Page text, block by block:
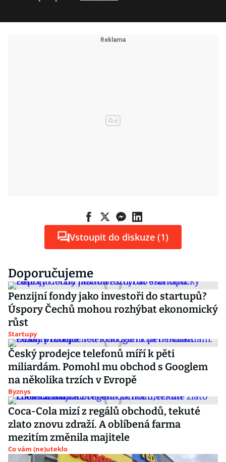
Vstoupit do diskuze (1)
Doporučujeme
Penzijní fondy jako investoři do startupů?
Úspory Čechů mohou rozhýbat ekonomický
růst
Startupy
Český prodejce telefonů míří k pěti
miliardám. Pomohl mu obchod s Googlem
na několika trzích v Evropě
Byznys
Coca-Cola mizí z regálů obchodů, tekuté
zlato znovu zdraží. A oblíbená farma
mezitím změnila majitele
Co vám (ne)uteklo